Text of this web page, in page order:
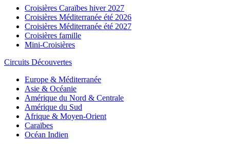
Croisières Caraïbes hiver 2027
Croisières Méditerranée été 2026
Croisières Méditerranée été 2027
Croisières famille
Mini-Croisières
Circuits Découvertes
Europe & Méditerranée
Asie & Océanie
Amérique du Nord & Centrale
Amérique du Sud
Afrique & Moyen-Orient
Caraïbes
Océan Indien